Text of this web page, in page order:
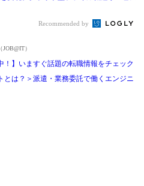
Recommended by
（JOB@IT）
！】いますぐ話題の転職情報をチェック
とは？＞派遣・業務委託で働くエンジニ